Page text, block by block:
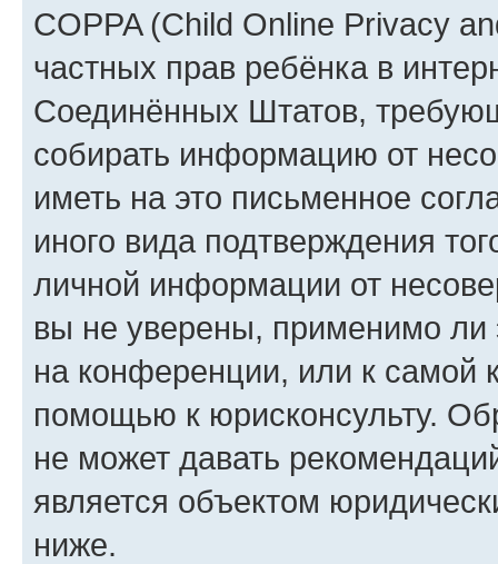
COPPA (Child Online Privacy
частных прав ребёнка в
Соединённых Штатов,
собирать информацию от
иметь на это письменное
иного вида подтверждения
личной информации от
вы не уверены, применимо ли
на конференции, или к самой
помощью к юрисконсульту.
не может давать
является объектом
ниже.